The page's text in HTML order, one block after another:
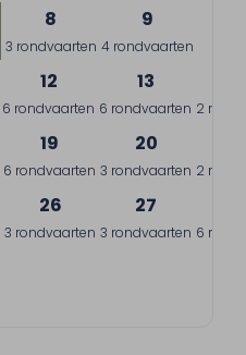
8
3 rondvaarten
9
4 rondvaarten
12
6 rondvaarten
13
6 rondvaarten 2
19
6 rondvaarten
20
3 rondvaarten 2
26
3 rondvaarten
27
3 rondvaarten 6